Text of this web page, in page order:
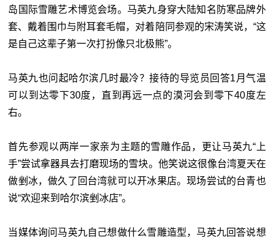
岛国际雪雕艺术博览会场。马英九身穿大陆知名防寒品牌外
套、戴着围巾与附耳套毛帽，对着陪同参观的宋涛笑说，“这
是自己这辈子第一次打扮像只北极熊”。
马英九也问起哈尔滨几时最冷？接待的导览员回答1月气温
可以到达零下30度，直到再远一点的漠河会到零下40度左
右。
首先参观以两岸一家亲为主题的雪雕作品，更让马英九“上
手”尝试拿器具去打磨现场的雪块。他笑说这很像台湾夏天在
做剉冰，做久了回台湾就可以开冰果店。现场尝试的台青也
说“欢迎来到哈尔滨剉冰店”。
当媒体询问马英九自己想做什么雪雕造型，马英九回答说想